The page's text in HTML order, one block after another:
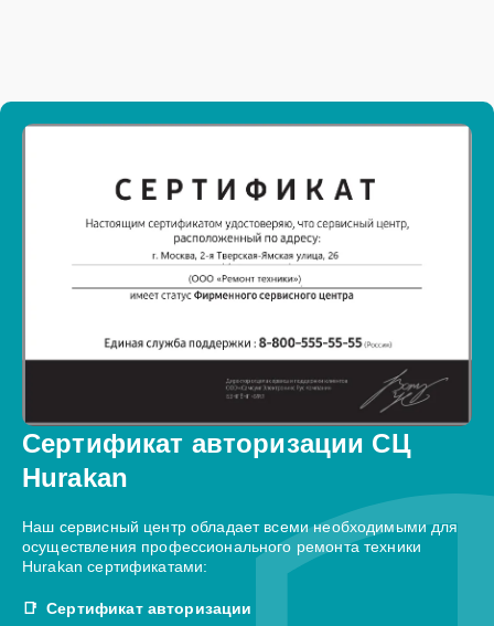
Сертификат авторизации СЦ
Hurakan
Наш сервисный центр обладает всеми необходимыми для
осуществления профессионального ремонта техники
Hurakan сертификатами:
Сертификат авторизации